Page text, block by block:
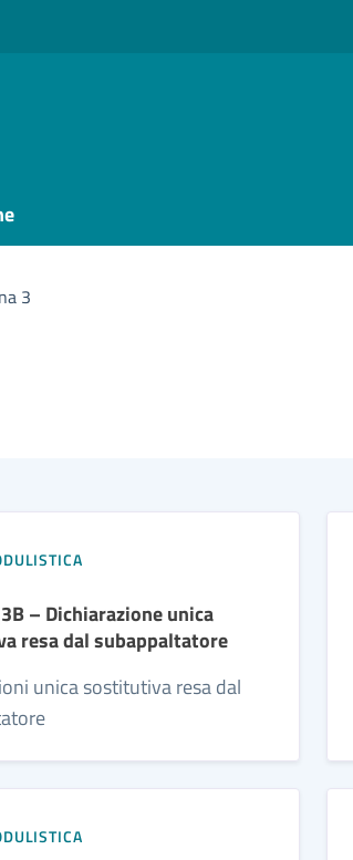
3
– Dichiarazione unica
resa dal subappaltatore
unica sostitutiva resa dal